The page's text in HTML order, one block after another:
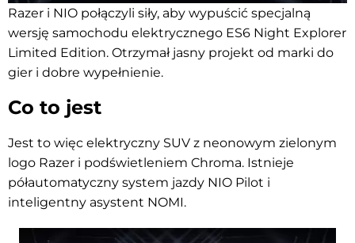
Razer i NIO połączyli siły, aby wypuścić specjalną
wersję samochodu elektrycznego ES6 Night Explorer
Limited Edition. Otrzymał jasny projekt od marki do
gier i dobre wypełnienie.
Co to jest
Jest to więc elektryczny SUV z neonowym zielonym
logo Razer i podświetleniem Chroma. Istnieje
półautomatyczny system jazdy NIO Pilot i
inteligentny asystent NOMI.